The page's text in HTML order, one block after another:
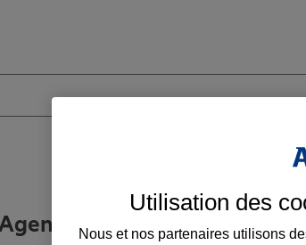
LA REOLE PORTE
Utilisation des
Nous et nos partenaires utilisons